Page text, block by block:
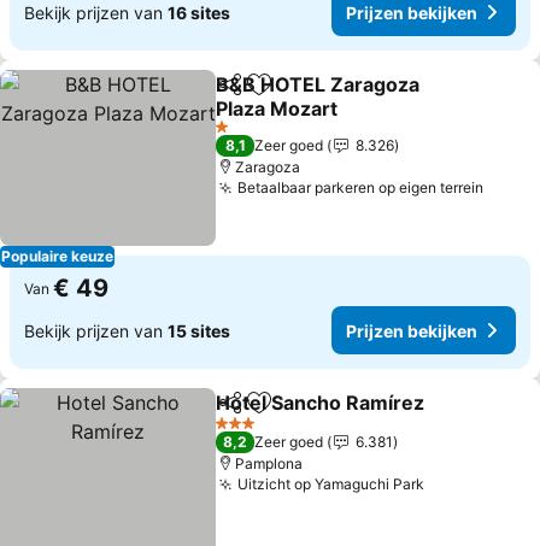
Bekijk prijzen van 16 sites Prijzen bekijken
Populaire keuze
DelenToevoegen aan favorieten
B&B HOTEL Zaragoza
Plaza Mozart
1 Sterren
8,1 Zeer goed
8.326
Zaragoza
Betaalbaar parkeren op eigen terrein
Van € 49
Bekijk prijzen van 15 sites Prijzen bekijken
DelenToevoegen aan favorieten
Hotel Sancho Ramírez
3 Sterren
8,2 Zeer goed
6.381
Pamplona
Uitzicht op Yamaguchi Park